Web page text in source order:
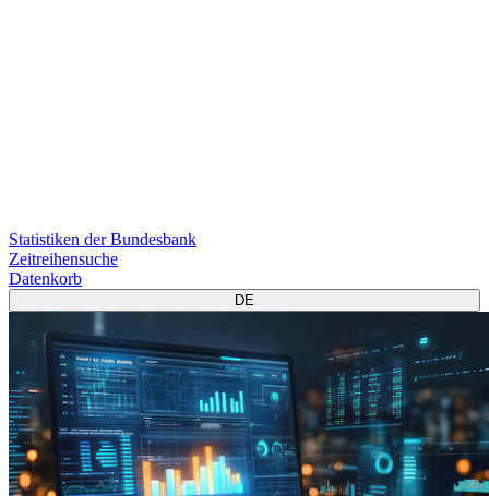
Statistiken der Bundesbank
Zeitreihensuche
Datenkorb
DE